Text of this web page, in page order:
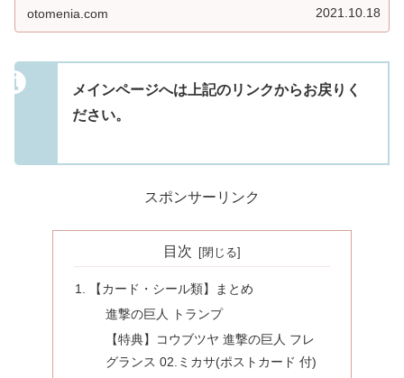
otomenia.com 2021.10.18
メインページへは上記のリンクからお戻りく
ださい。
スポンサーリンク
目次
【カード・シール類】まとめ
進撃の巨人 トランプ
【特典】コウブツヤ 進撃の巨人 フレ
グランス 02.ミカサ(ポストカード 付)